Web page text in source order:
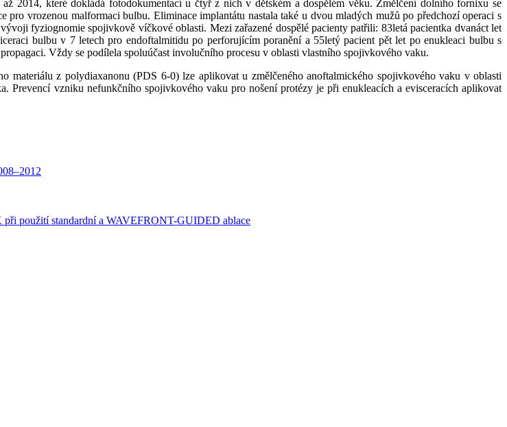
2014, které dokládá fotodokumentací u čtyř z nich v dětském a dospělém věku. Změlčení dolního fornixu se
vrozenou malformaci bulbu. Eliminace implantátu nastala také u dvou mladých mužů po předchozí operaci s
fyziognomie spojivkově víčkové oblasti. Mezi zařazené dospělé pacienty patřili: 83letá pacientka dvanáct let
bulbu v 7 letech pro endoftalmitidu po perforujícím poranění a 55letý pacient pět let po enukleaci bulbu s
Vždy se podílela spoluúčast involučního procesu v oblasti vlastního spojivkového vaku.
z polydiaxanonu (PDS 6-0) lze aplikovat u změlčeného anoftalmického spojivkového vaku v oblasti
Prevencí vzniku nefunkčního spojivkového vaku pro nošení protézy je při enukleacích a evisceracích aplikovat
použití standardní a WAVEFRONT-GUIDED ablace